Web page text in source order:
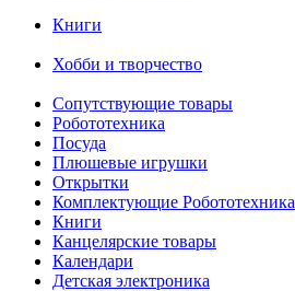
Книги
Хобби и творчество
Сопутствующие товары
Робототехника
Посуда
Плюшевые игрушки
Открытки
Комплектующие Робототехника
Книги
Канцелярские товары
Календари
Детская электроника